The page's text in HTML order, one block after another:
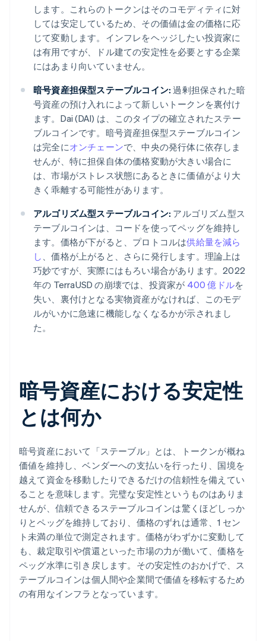
します。これらのトークンはそのコモディティに対
しては安定しているため、その価値は金の価格に応
じて変動します。インフレをヘッジしたい投資家に
は有用ですが、ドル建ての安定性を必要とする企業
にはあまり向いていません。
暗号資産担保型ステーブルコイン: 過剰担保された暗
号資産の預け入れによって新しいトークンを裏付け
ます。Dai (DAI) は、このタイプの確立されたステー
ブルコインです。暗号資産担保型ステーブルコイン
は完全にオンチェーンで、中央の発行体に依存しま
せんが、特に担保自体の価格変動が大きい場合に
は、市場がストレス状態にあるときに価値がより大
きく乖離する可能性があります。
アルゴリズム型ステーブルコイン: アルゴリズム型ス
テーブルコインは、コードを使ってペッグを維持し
ます。価格が下がると、プロトコルは供給量を減ら
し 、価格が上がると、さらに発行します。理論上は
巧妙ですが、実際にはもろい場合があります。2022
年の TerraUSD の崩壊では、投資家が 400 億ドルを
失い、裏付けとなる実物資産がなければ、このモデ
ルがいかに急速に機能しなくなるかが示されまし
た。
暗号資産における安定性
とは何か
暗号資産において「ステーブル」とは、トークンが概ね
価値を維持し、ベンダーへの支払いを行ったり、国境を
越えて資金を移動したりできるだけの信頼性を備えてい
ることを意味します。完璧な安定性というものはありま
せんが、信頼できるステーブルコインは驚くほどしっか
りとペッグを維持しており、価格のずれは通常、1 セン
ト未満の単位で測定されます。価格がわずかに変動して
も、裁定取引や償還といった市場の力が働いて、価格を
ペッグ水準に引き戻します。その安定性のおかげで、ス
テーブルコインは個人間や企業間で価値を移転するため
の有用なインフラとなっています。